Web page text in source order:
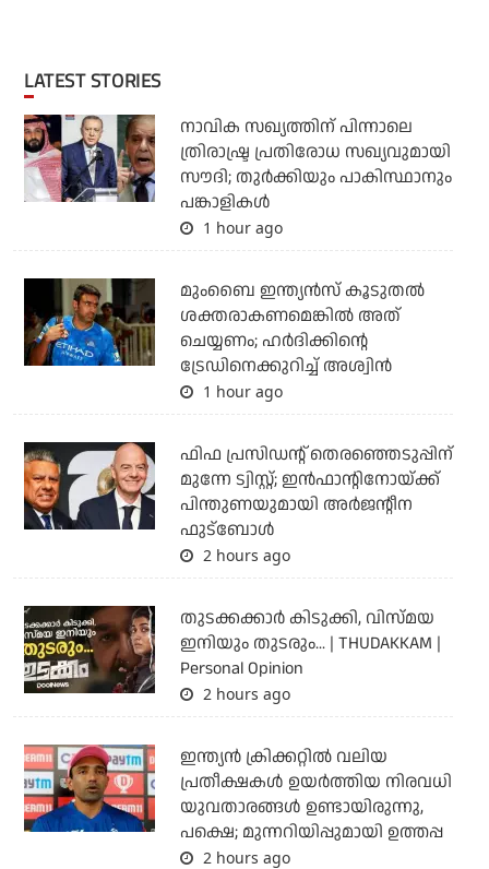
LATEST STORIES
നാവിക സഖ്യത്തിന് പിന്നാലെ
ത്രിരാഷ്ട്ര പ്രതിരോധ സഖ്യവുമായി
സൗദി; തുര്‍ക്കിയും പാകിസ്ഥാനും
പങ്കാളികള്‍
1 hour ago
മുംബൈ ഇന്ത്യന്‍സ് കൂടുതല്‍
ശക്തരാകണമെങ്കില്‍ അത്
ചെയ്യണം; ഹര്‍ദിക്കിന്റെ
ട്രേഡിനെക്കുറിച്ച് അശ്വിന്‍
1 hour ago
ഫിഫ പ്രസിഡന്റ് തെരഞ്ഞെടുപ്പിന്
മുന്നേ ട്വിസ്റ്റ്; ഇന്‍ഫാന്റിനോയ്ക്ക്
പിന്തുണയുമായി അര്‍ജന്റീന
ഫുട്‌ബോള്‍
2 hours ago
തുടക്കക്കാര്‍ കിടുക്കി, വിസ്മയ
ഇനിയും തുടരും... | THUDAKKAM |
Personal Opinion
2 hours ago
ഇന്ത്യന്‍ ക്രിക്കറ്റില്‍ വലിയ
പ്രതീക്ഷകള്‍ ഉയര്‍ത്തിയ നിരവധി
യുവതാരങ്ങള്‍ ഉണ്ടായിരുന്നു,
പക്ഷെ; മുന്നറിയിപ്പുമായി ഉത്തപ്പ
2 hours ago